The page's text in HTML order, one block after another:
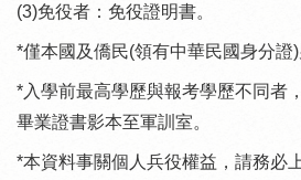
(3)免役者：免役證明書。
*僅本國及僑民(領有中華民國身分證)
*入學前最高學歷與報考學歷不同者
畢業證書影本至軍訓室。
*本資料事關個人兵役權益，請務必